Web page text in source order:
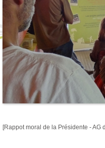
[Rappot moral de la Présidente - AG